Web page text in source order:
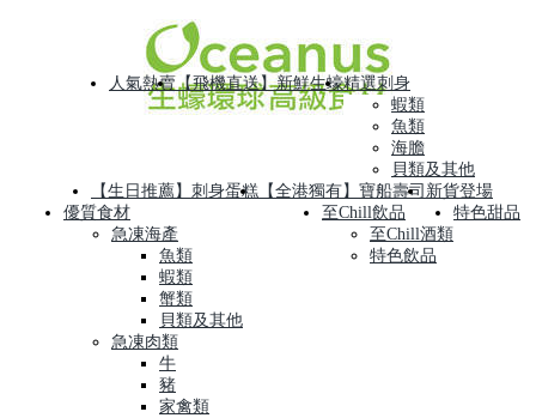
人氣熱賣【飛機直送】新鮮生蠔精選刺身
蝦類
魚類
海膽
貝類及其他
【生日推薦】刺身蛋糕 【全港獨有】寶船壽司 新貨登場
優質食材
急凍海產
魚類
蝦類
蟹類
貝類及其他
急凍肉類
牛
豬
家禽類
至Chill飲品
至Chill酒類
特色飲品
特色甜品